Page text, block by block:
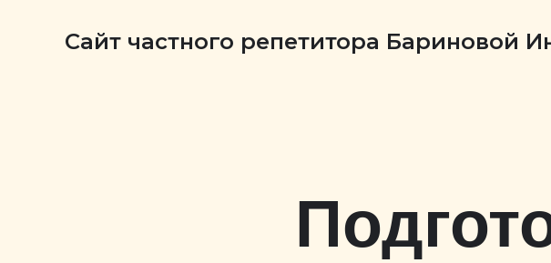
Сайт частного репетитора Бариновой